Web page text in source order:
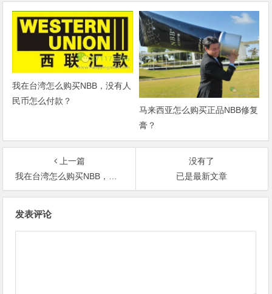
我在台湾怎么购买NBB，没有人
民币怎么付款？
马来西亚怎么购买正品NBB修复
膏？
上一篇
我在台湾怎么购买NBB，没有人民币怎么付款？
没有了
已是最新文章
发表评论